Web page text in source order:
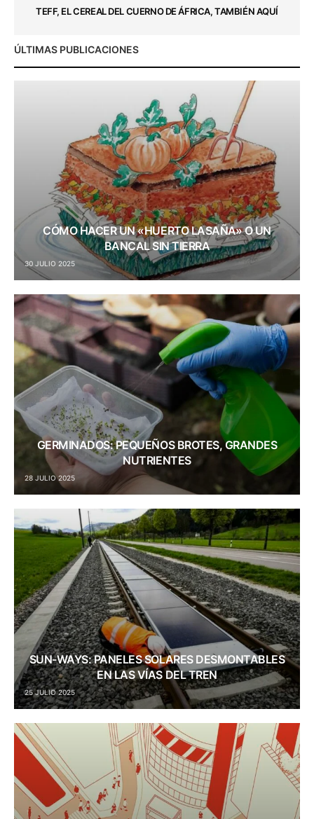
TEFF, EL CEREAL DEL CUERNO DE ÁFRICA, TAMBIÉN AQUÍ
ÚLTIMAS PUBLICACIONES
CÓMO HACER UN «HUERTO LASAÑA» O UN
BANCAL SIN TIERRA
30 JULIO 2025
GERMINADOS: PEQUEÑOS BROTES, GRANDES
NUTRIENTES
28 JULIO 2025
SUN-WAYS: PANELES SOLARES DESMONTABLES
EN LAS VÍAS DEL TREN
25 JULIO 2025